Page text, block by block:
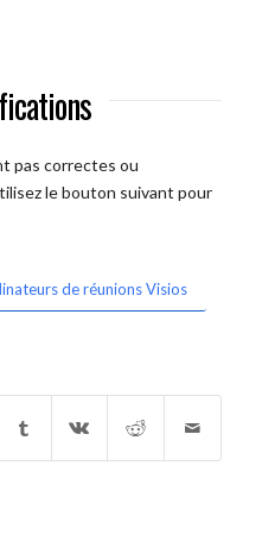
pas correctes ou
le bouton suivant pour
de réunions Visios